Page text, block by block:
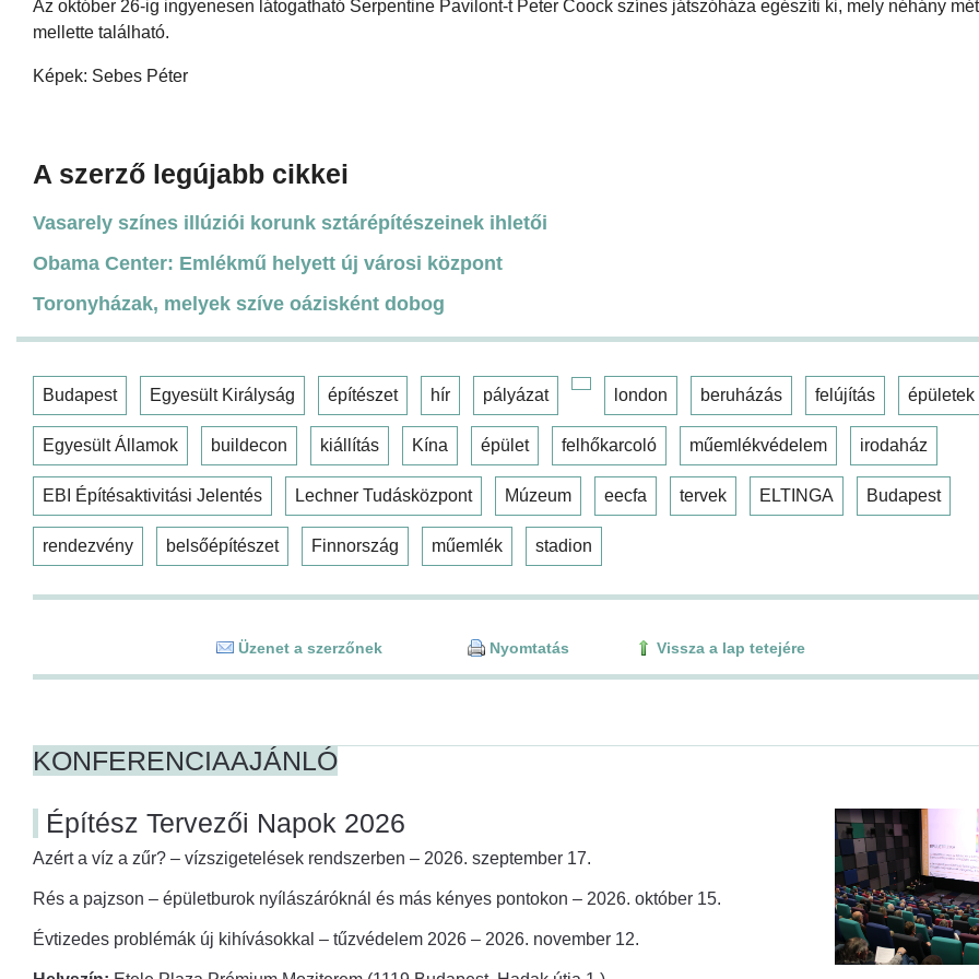
Az október 26-ig ingyenesen látogatható Serpentine Pavilont-t Peter Coock színes játszóháza egészíti ki, mely néhány
mellette található.
Képek: Sebes Péter
A szerző legújabb cikkei
Vasarely színes illúziói korunk sztárépítészeinek ihletői
Obama Center: Emlékmű helyett új városi központ
Toronyházak, melyek szíve oázisként dobog
Budapest Egyesült Királyság építészet hír pályázat london beruházás felújítás épületek
Egyesült Államok buildecon kiállítás Kína épület felhőkarcoló műemlékvédelem irodaház
EBI Építésaktivitási Jelentés Lechner Tudásközpont Múzeum eecfa tervek ELTINGA Budapest
rendezvény belsőépítészet Finnország műemlék stadion
Üzenet a szerzőnek Nyomtatás Vissza a lap tetejére
KONFERENCIAAJÁNLÓ
Építész Tervezői Napok 2026
Azért a víz a zűr? – vízszigetelések rendszerben – 2026. szeptember 17.
Rés a pajzson – épületburok nyílászáróknál és más kényes pontokon – 2026. október 15.
Évtizedes problémák új kihívásokkal – tűzvédelem 2026 – 2026. november 12.